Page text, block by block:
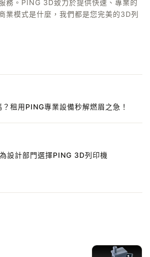
務。PING 3D致力於提供快速、專業的
業模式是什麼，我們都是您完美的3D列
租用PING專業設備秒解燃眉之急！
設計部門選擇PING 3D列印機